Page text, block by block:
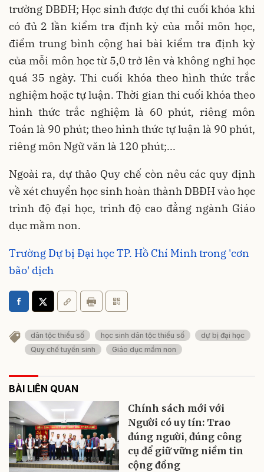
trường DBĐH; Học sinh được dự thi cuối khóa khi
có đủ 2 lần kiểm tra định kỳ của mỗi môn học,
điểm trung bình cộng hai bài kiểm tra định kỳ
của mỗi môn học từ 5,0 trở lên và không nghỉ học
quá 35 ngày. Thi cuối khóa theo hình thức trắc
nghiệm hoặc tự luận. Thời gian thi cuối khóa theo
hình thức trắc nghiệm là 60 phút, riêng môn
Toán là 90 phút; theo hình thức tự luận là 90 phút,
riêng môn Ngữ văn là 120 phút;...
Ngoài ra, dự thảo Quy chế còn nêu các quy định
về xét chuyển học sinh hoàn thành DBĐH vào học
trình độ đại học, trình độ cao đẳng ngành Giáo
dục mầm non.
Trường Dự bị Đại học TP. Hồ Chí Minh trong 'cơn
bão' dịch
dân tộc thiểu số học sinh dân tộc thiểu số
dự bị đại học
Quy chế tuyển sinh
Giáo dục mầm non
BÀI LIÊN QUAN
Chính sách mới với
Người có uy tín: Trao
đúng người, đúng công
cụ để giữ vững niềm tin
cộng đồng